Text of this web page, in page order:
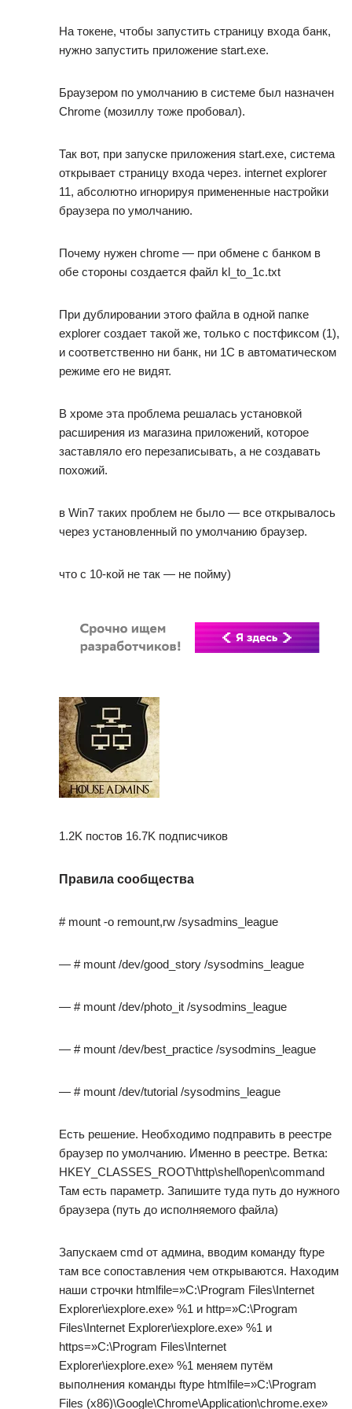
На токене, чтобы запустить страницу входа банк,
нужно запустить приложение start.exe.
Браузером по умолчанию в системе был назначен
Chrome (мозиллу тоже пробовал).
Так вот, при запуске приложения start.exe, система
открывает страницу входа через. internet explorer
11, абсолютно игнорируя примененные настройки
браузера по умолчанию.
Почему нужен chrome — при обмене с банком в
обе стороны создается файл kl_to_1c.txt
При дублировании этого файла в одной папке
explorer создает такой же, только с постфиксом (1),
и соответственно ни банк, ни 1С в автоматическом
режиме его не видят.
В хроме эта проблема решалась установкой
расширения из магазина приложений, которое
заставляло его перезаписывать, а не создавать
похожий.
в Win7 таких проблем не было — все открывалось
через установленный по умолчанию браузер.
что с 10-кой не так — не пойму)
1.2K постов 16.7K подписчиков
Правила сообщества
# mount -o remount,rw /sysadmins_league
— # mount /dev/good_story /sysodmins_league
— # mount /dev/photo_it /sysodmins_league
— # mount /dev/best_practice /sysodmins_league
— # mount /dev/tutorial /sysodmins_league
Есть решение. Необходимо подправить в реестре
браузер по умолчанию. Именно в реестре. Ветка:
HKEY_CLASSES_ROOT\http\shell\open\command
Там есть параметр. Запишите туда путь до нужного
браузера (путь до исполняемого файла)
Запускаем cmd от админа, вводим команду ftype
там все сопоставления чем открываются. Находим
наши строчки htmlfile=»C:\Program Files\Internet
Explorer\iexplore.exe» %1 и http=»C:\Program
Files\Internet Explorer\iexplore.exe» %1 и
https=»C:\Program Files\Internet
Explorer\iexplore.exe» %1 меняем путём
выполнения команды ftype htmlfile=»C:\Program
Files (x86)\Google\Chrome\Application\chrome.exe»